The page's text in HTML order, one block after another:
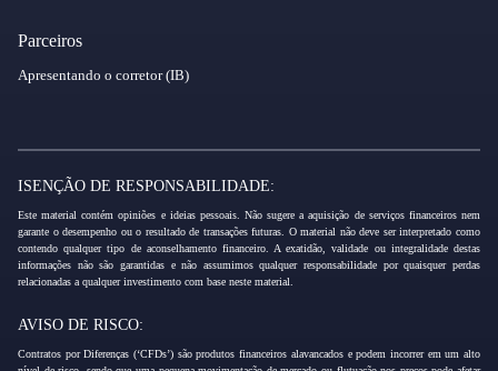
Parceiros
Apresentando o corretor (IB)
ISENÇÃO DE RESPONSABILIDADE:
Este material contém opiniões e ideias pessoais. Não sugere a aquisição de serviços financeiros nem
garante o desempenho ou o resultado de transações futuras. O material não deve ser interpretado como
contendo qualquer tipo de aconselhamento financeiro. A exatidão, validade ou integralidade destas
informações não são garantidas e não assumimos qualquer responsabilidade por quaisquer perdas
relacionadas a qualquer investimento com base neste material.
AVISO DE RISCO:
Contratos por Diferenças (‘CFDs’) são produtos financeiros alavancados e podem incorrer em um alto